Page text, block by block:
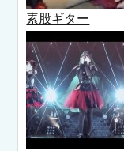
素股ギター